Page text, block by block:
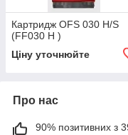
Картридж OFS 030 H/S
(FF030 H )
Ціну уточнюйте
Про нас
90% позитивних з 39